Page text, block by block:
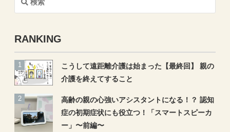
索
RANKING
こうして遠距離介護は始まった【最終回】 親の
介護を終えてすること
高齢の親の心強いアシスタントになる！？ 認知
症の初期症状にも役立つ！「スマートスピーカ
ー」〜前編〜